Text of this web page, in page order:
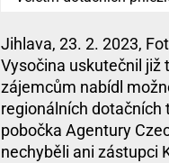
Jihlava, 23. 2. 2023,
Vysočina uskutečnil již
zájemcům nabídl
regionálních dotačních
pobočka Agentury
nechyběli ani zástupci